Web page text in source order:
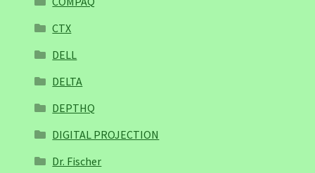
CTX
DELL
DELTA
DEPTHQ
DIGITAL PROJECTION
Dr. Fischer